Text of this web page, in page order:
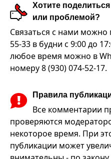
Хотите
или проблемой?
Связаться с нами можно
55-33 в будни с 9:00 до
любое время можно в
номеру 8 (930) 074-52-17.
Правила
Все комментарии
проверяются
некоторое время. При
публикации может